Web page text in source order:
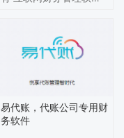
端、微信端 随时随地管
理现金银行、发票、往
通过专家在线培训， 提
。
易代账，代账公司专用财
务软件